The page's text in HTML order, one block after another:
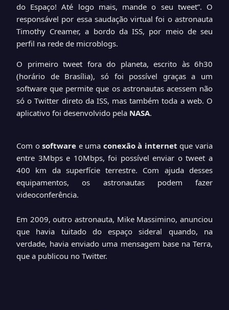
do Espaço! Até logo mais, mande o seu tweet”. O
responsável por essa saudação virtual foi o astronauta
Timothy Creamer, a bordo da ISS, por meio de seu
perfil na rede de microblogs.
O primeiro tweet fora do planeta, escrito às 6h30
(horário de Brasília), só foi possível graças a um
software que permite que os astronautas acessem não
só o Twitter direto da ISS, mas também toda a web. O
aplicativo foi desenvolvido pela NASA.
Com osoftware e uma conexão à internet que varia
entre 3Mbps e 10Mbps, foi possível enviar o tweet a
400 km da superfície terrestre. Com ajuda desses
equipamentos, os astronautas podem fazer
videoconferência.
Em 2009, outro astronauta, Mike Massimino, anunciou
que havia tuitado do espaço sideral quando, na
verdade, havia enviado uma mensagem base na Terra,
que a publicou no Twitter.